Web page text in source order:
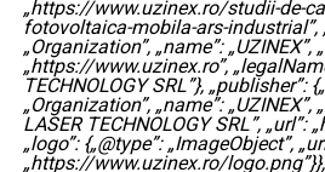
„https://www.uzinex.ro/studii-de-
fotovoltaica-mobila-ars-industrial”,
„Organization”, „name”: „UZINEX”,
„https://www.uzinex.ro”,
TECHNOLOGY SRL”}, „publisher”:
„Organization”, „name”: „UZINEX”,
LASER TECHNOLOGY SRL”,
„logo”: {„@type”: „ImageObject”,
„https://www.uzinex.ro/logo.png”}},